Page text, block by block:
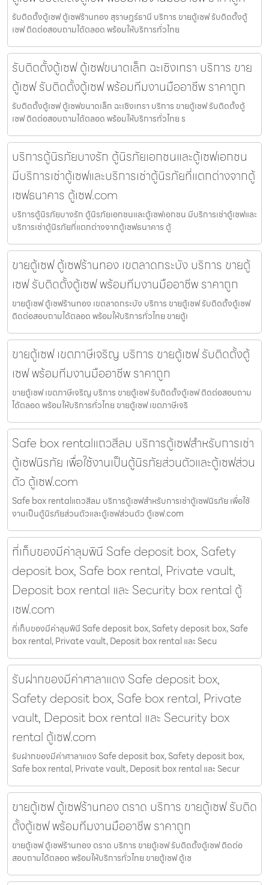
รับติดตั้งตู้เซฟ ตู้เซฟร้านทอง สุราษฎร์ธานี บริการ ขายตู้เซฟ รับติดตั้งตู้
เซฟ ติดต่อสอบถามได้ตลอด พร้อมให้บริการทั่วไทย
รับติดตั้งตู้เซฟ ตู้เซฟขนาดเล็ก ฉะเชิงเทรา บริการ ขาย
ตู้เซฟ รับติดตั้งตู้เซฟ พร้อมทีมงานมืออาชีพ ราคาถูก
รับติดตั้งตู้เซฟ ตู้เซฟขนาดเล็ก ฉะเชิงเทรา บริการ ขายตู้เซฟ รับติดตั้งตู้
เซฟ ติดต่อสอบถามได้ตลอด พร้อมให้บริการทั่วไทย ร
บริการตู้นิรภัยบางรัก ตู้นิรภัยเอกชนและตู้เซฟเอกชน
มีบริการเช่าตู้เซฟและบริการเช่าตู้นิรภัยที่แตกต่างจากตู้
เซฟธนาคาร ตู้เซฟ.com
บริการตู้นิรภัยบางรัก ตู้นิรภัยเอกชนและตู้เซฟเอกชน มีบริการเช่าตู้เซฟและ
บริการเช่าตู้นิรภัยที่แตกต่างจากตู้เซฟธนาคาร ตู้
ขายตู้เซฟ ตู้เซฟร้านทอง เขตลาดกระบัง บริการ ขายตู้
เซฟ รับติดตั้งตู้เซฟ พร้อมทีมงานมืออาชีพ ราคาถูก
ขายตู้เซฟ ตู้เซฟร้านทอง เขตลาดกระบัง บริการ ขายตู้เซฟ รับติดตั้งตู้เซฟ
ติดต่อสอบถามได้ตลอด พร้อมให้บริการทั่วไทย ขายตู้เ
ขายตู้เซฟ เขตภาษีเจริญ บริการ ขายตู้เซฟ รับติดตั้งตู้
เซฟ พร้อมทีมงานมืออาชีพ ราคาถูก
ขายตู้เซฟ เขตภาษีเจริญ บริการ ขายตู้เซฟ รับติดตั้งตู้เซฟ ติดต่อสอบถาม
ได้ตลอด พร้อมให้บริการทั่วไทย ขายตู้เซฟ เขตภาษีเจริ
Safe box rentalแถวสีลม บริการตู้เซฟสำหรับการเช่า
ตู้เซฟนิรภัย เพื่อใช้งานเป็นตู้นิรภัยส่วนตัวและตู้เซฟส่วน
ตัว ตู้เซฟ.com
Safe box rentalแถวสีลม บริการตู้เซฟสำหรับการเช่าตู้เซฟนิรภัย เพื่อใช้
งานเป็นตู้นิรภัยส่วนตัวและตู้เซฟส่วนตัว ตู้เซฟ.com
ที่เก็บของมีค่าลุมพินี Safe deposit box, Safety
deposit box, Safe box rental, Private vault,
Deposit box rental และ Security box rental ตู้
เซฟ.com
ที่เก็บของมีค่าลุมพินี Safe deposit box, Safety deposit box, Safe
box rental, Private vault, Deposit box rental และ Secu
รับฝากของมีค่าศาลาแดง Safe deposit box,
Safety deposit box, Safe box rental, Private
vault, Deposit box rental และ Security box
rental ตู้เซฟ.com
รับฝากของมีค่าศาลาแดง Safe deposit box, Safety deposit box,
Safe box rental, Private vault, Deposit box rental และ Secur
ขายตู้เซฟ ตู้เซฟร้านทอง ตราด บริการ ขายตู้เซฟ รับติด
ตั้งตู้เซฟ พร้อมทีมงานมืออาชีพ ราคาถูก
ขายตู้เซฟ ตู้เซฟร้านทอง ตราด บริการ ขายตู้เซฟ รับติดตั้งตู้เซฟ ติดต่อ
สอบถามได้ตลอด พร้อมให้บริการทั่วไทย ขายตู้เซฟ ตู้เซ